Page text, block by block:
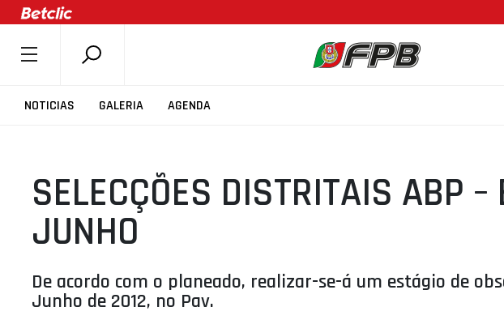
NOTICIAS GALERIA AGENDA
SOBRE A FPB
COMPETIÇÕES
ASSOCIAÇÕES
CLUBES
AGENTES
AGENDA
SELECÇÕES DISTRITAIS ABP –
JUNHO
De acordo com o planeado, realizar-se-á um estágio de
Junho de 2012, no Pav.